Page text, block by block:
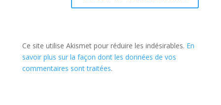
Ce site utilise Akismet pour réduire les indésirables. En
savoir plus sur la façon dont les données de vos
commentaires sont traitées.